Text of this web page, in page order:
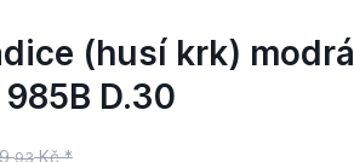
(husí krk) modrá
D.30
93Kč *